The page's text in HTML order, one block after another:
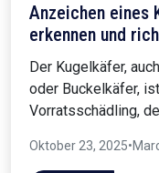
Anzeichen eines
erkennen und
Der Kugelkäfer,
oder Buckelkäfer,
Vorratsschädling,
Oktober 23, 2025•